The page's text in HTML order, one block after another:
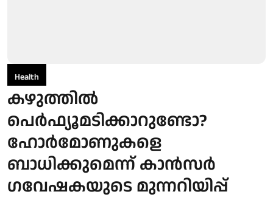
Health
കഴുത്തിൽ
പെർഫ്യൂമടിക്കാറുണ്ടോ?
ഹോർമോണുകളെ
ബാധിക്കുമെന്ന് കാൻസർ
ഗവേഷകയുടെ മുന്നറിയിപ്പ്